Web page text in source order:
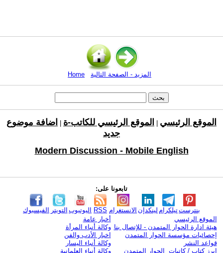
Home المزيد - الصفحة التالية
الموقع الرئيسي الموقع الرئيسي للكاتب-ة
اضافة موضوع
جديد
Modern Discussion - Mobile English
تابعونا على:
الفيسبوك التويتر اليوتيوب RSS الانستغرام لينكدإن تيلكرامبنترست
الموقع الرئيسي
هيئة ادارة الحوار المتمدن - للإتصال بنا
إحصائيات مؤسسة الحوار المتمدن
قواعد النشر
ابرز كتاب / كاتبات الحوار المتمدن
أخبار عامة
وكالة أنباء المرأة
اخبار الأدب والفن
وكالة أنباء اليسار
وكالة أنباء العلمانية